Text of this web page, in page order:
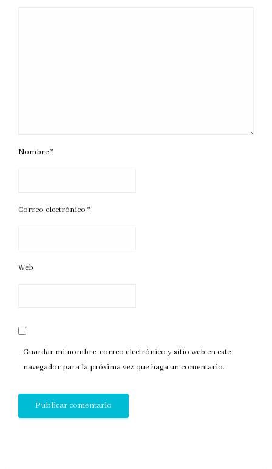
Nombre*
Correo electrónico *
Web
Guardar mi nombre, correo electrónico y sitio web en este
navegador para la próxima vez que haga un comentario.